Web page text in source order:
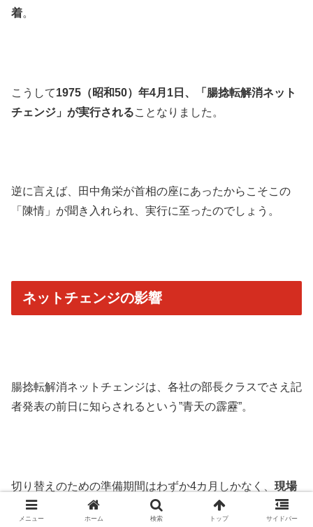
着。
こうして1975（昭和50）年4月1日、「腸捻転解消ネット
チェンジ」が実行されることなりました。
逆に言えば、田中角栄が首相の座にあったからこそこの
「陳情」が聞き入れられ、実行に至ったのでしょう。
ネットチェンジの影響
腸捻転解消ネットチェンジは、各社の部長クラスでさえ記
者発表の前日に知らされるという”青天の霹靂”。
切り替えのための準備期間はわずか4カ月しかなく、 現場
の調整はかなりの修羅場
だったと言われています。
メニュー ホーム 検索 トップ サイドバー